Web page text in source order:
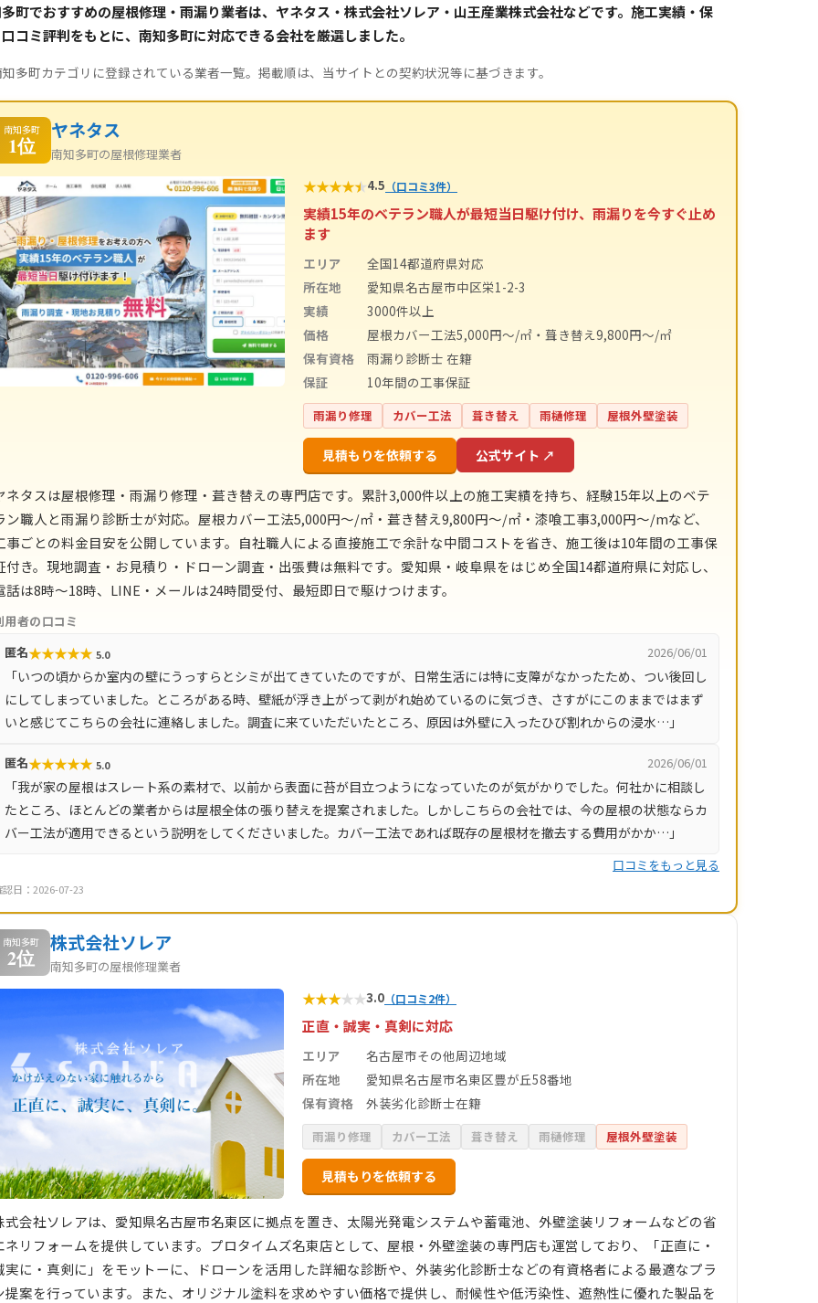
町でおすすめの屋根修理・雨漏り業者は、ヤネタス・株式会社ソレア・山王産業株式会社などです。施工実績・保
コミ評判をもとに、南知多町に対応できる会社を厳選しました。
多町カテゴリに登録されている業者一覧。掲載順は、当サイトとの契約状況等に基づきます。
南知多町
1位
ヤネタス
南知多町の屋根修理業者
★★★★★4.5 （口コミ3件）
実績15年のベテラン職人が最短当日駆け付け、雨漏りを今すぐ止め
ます
エリア
全国14都道府県対応
所在地
愛知県名古屋市中区栄1-2-3
実績
3000件以上
価格
屋根カバー工法5,000円〜/㎡・葺き替え9,800円〜/㎡
保有資格
雨漏り診断士 在籍
保証
10年間の工事保証
雨漏り修理 カバー工法 葺き替え 雨樋修理 屋根外壁塗装
見積もりを依頼する 公式サイト ↗
ネタスは屋根修理・雨漏り修理・葺き替えの専門店です。累計3,000件以上の施工実績を持ち、経験15年以上のベテ
ン職人と雨漏り診断士が対応。屋根カバー工法5,000円〜/㎡・葺き替え9,800円〜/㎡・漆喰工事3,000円〜/mなど、
事ごとの料金目安を公開しています。自社職人による直接施工で余計な中間コストを省き、施工後は10年間の工事保
付き。現地調査・お見積り・ドローン調査・出張費は無料です。愛知県・岐阜県をはじめ全国14都道府県に対応し、
話は8時〜18時、LINE・メールは24時間受付、最短即日で駆けつけます。
用者の口コミ
匿名★★★★★ 5.0 2026/06/01
「いつの頃からか室内の壁にうっすらとシミが出てきていたのですが、日常生活には特に支障がなかったため、つい後回し
にしてしまっていました。ところがある時、壁紙が浮き上がって剥がれ始めているのに気づき、さすがにこのままではまず
いと感じてこちらの会社に連絡しました。調査に来ていただいたところ、原因は外壁に入ったひび割れからの浸水…」
匿名★★★★★ 5.0 2026/06/01
「我が家の屋根はスレート系の素材で、以前から表面に苔が目立つようになっていたのが気がかりでした。何社かに相談し
たところ、ほとんどの業者からは屋根全体の張り替えを提案されました。しかしこちらの会社では、今の屋根の状態ならカ
バー工法が適用できるという説明をしてくださいました。カバー工法であれば既存の屋根材を撤去する費用がかか…」
口コミをもっと見る
認日：2026-07-23
南知多町
2位
株式会社ソレア
南知多町の屋根修理業者
★★★★★3.0 （口コミ2件）
正直・誠実・真剣に対応
エリア
名古屋市その他周辺地域
所在地
愛知県名古屋市名東区豊が丘58番地
保有資格
外装劣化診断士在籍
雨漏り修理 カバー工法 葺き替え 雨樋修理 屋根外壁塗装
見積もりを依頼する
式会社ソレアは、愛知県名古屋市名東区に拠点を置き、太陽光発電システムや蓄電池、外壁塗装リフォームなどの省
ネリフォームを提供しています。プロタイムズ名東店として、屋根・外壁塗装の専門店も運営しており、「正直に・
実に・真剣に」をモットーに、ドローンを活用した詳細な診断や、外装劣化診断士などの有資格者による最適なプラ
提案を行っています。また、オリジナル塗料を求めやすい価格で提供し、耐候性や低汚染性、遮熱性に優れた製品を